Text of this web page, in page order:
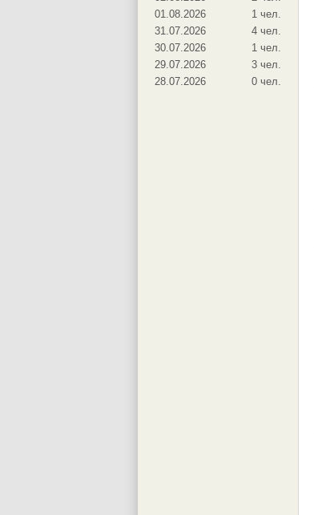
01.08.2026
1 чел.
31.07.2026
4 чел.
30.07.2026
1 чел.
29.07.2026
3 чел.
28.07.2026
0 чел.